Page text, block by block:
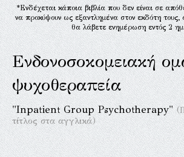
*Ενδέχεται κάποια βιβλία που δεν είναι σε
να προκύψουν ως εξαντλημένα στον εκδότη
θα λάβετε ενημέρωση εντός 2
Ενδονοσοκομειακή
ψυχοθεραπεία
"Inpatient Group Psychotherapy"
τίτλος στα αγγλικά)